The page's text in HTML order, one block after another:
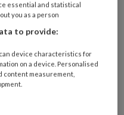
aan en lees 2
maand
Log dan in
essential and statistical
you as a person
to provide:
device characteristics for
on a device. Personalised
content measurement,